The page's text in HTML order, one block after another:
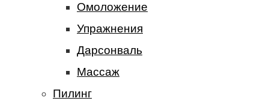
Омоложение
Упражнения
Дарсонваль
Массаж
Пилинг